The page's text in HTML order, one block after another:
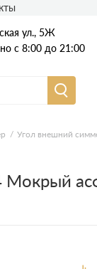
ул., 5Ж
с 8:00 до 21:00
Угол внешний